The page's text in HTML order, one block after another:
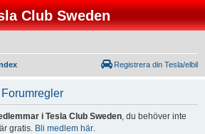
Club Sweden
Registrera din Tesla/elbil
i Tesla Club Sweden, du behöver inte
gratis. Bli medlem här.